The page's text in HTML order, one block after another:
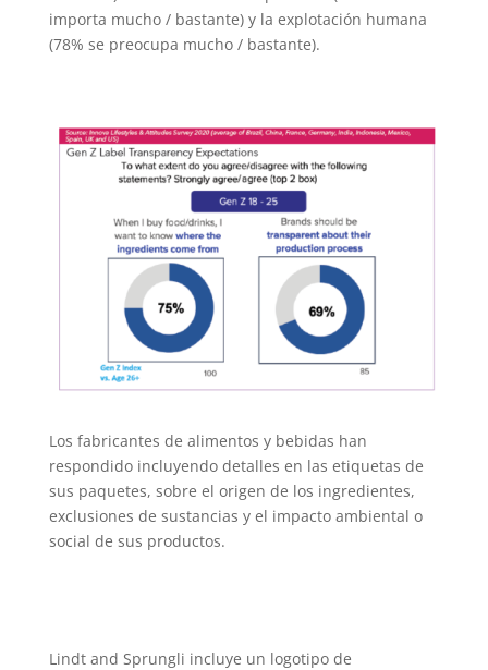
importa mucho / bastante) y la explotación humana
(78% se preocupa mucho / bastante).
Los fabricantes de alimentos y bebidas han
respondido incluyendo detalles en las etiquetas de
sus paquetes, sobre el origen de los ingredientes,
exclusiones de sustancias y el impacto ambiental o
social de sus productos.
Lindt and Sprungli incluye un logotipo de